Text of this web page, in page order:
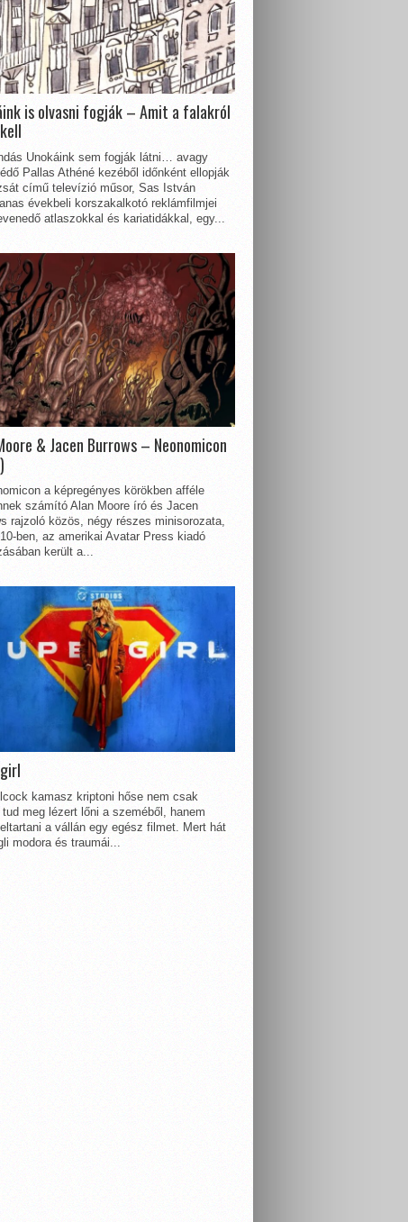
is olvasni fogják – Amit a falakról
Unokáink sem fogják látni… avagy
Pallas Athéné kezéből időnként ellopják
című televízió műsor, Sas István
évekbeli korszakalkotó reklámfilmjei
atlaszokkal és kariatidákkal, egy...
& Jacen Burrows – Neonomicon
a képregényes körökben afféle
számító Alan Moore író és Jacen
rajzoló közös, négy részes minisorozata,
ben, az amerikai Avatar Press kiadó
került a...
kamasz kriptoni hőse nem csak
tud meg lézert lőni a szeméből, hanem
a vállán egy egész filmet. Mert hát
modora és traumái...